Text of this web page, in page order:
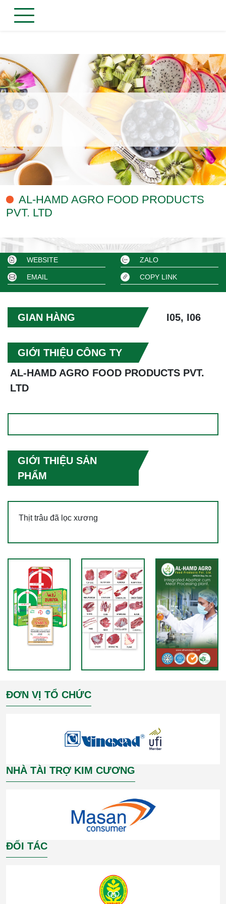
AL-HAMD AGRO FOOD PRODUCTS
PVT. LTD
WEBSITE ZALO
EMAIL COPY LINK
GIAN HÀNG I05, I06
GIỚI THIỆU CÔNG TY
AL-HAMD AGRO FOOD PRODUCTS PVT.
LTD
GIỚI THIỆU SẢN
PHẨM
Thịt trâu đã lọc xương
ĐƠN VỊ TỔ CHỨC
NHÀ TÀI TRỢ KIM CƯƠNG
ĐỐI TÁC